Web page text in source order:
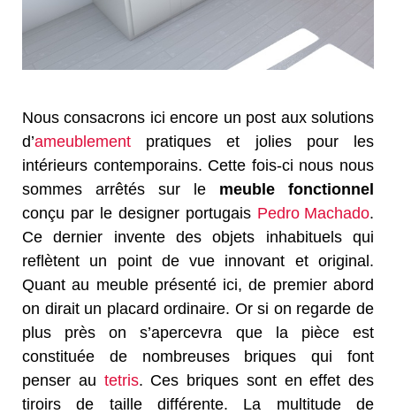
Nous consacrons ici encore un post aux solutions
d’ameublement pratiques et jolies pour les
intérieurs contemporains. Cette fois-ci nous nous
sommes arrêtés sur le meuble fonctionnel
conçu par le designer portugais Pedro Machado.
Ce dernier invente des objets inhabituels qui
reflètent un point de vue innovant et original.
Quant au meuble présenté ici, de premier abord
on dirait un placard ordinaire. Or si on regarde de
plus près on s’apercevra que la pièce est
constituée de nombreuses briques qui font
penser au tetris. Ces briques sont en effet des
tiroirs de taille différente. La multitude de